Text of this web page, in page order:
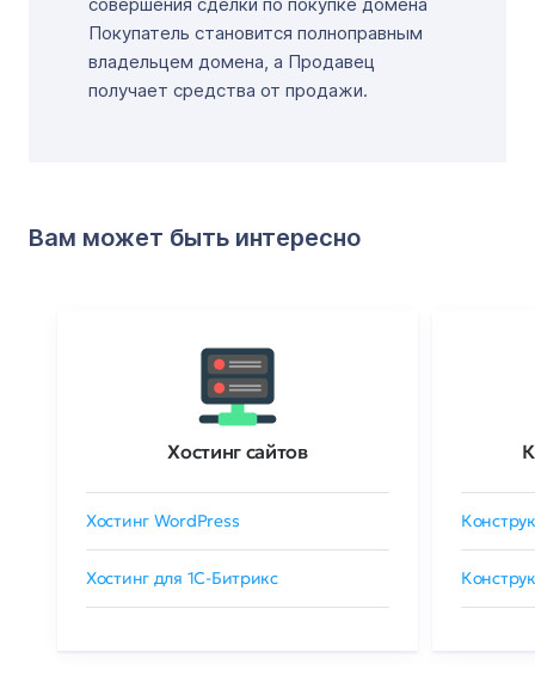
Покупатель становится полноправным
владельцем домена, а Продавец
получает средства от продажи.
Вам может быть интересно
Хостинг сайтов
Хостинг WordPress
Хостинг для 1C-Битрикс